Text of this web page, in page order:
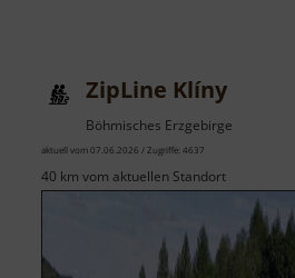
ZipLine Klíny
Böhmisches Erzgebirge
aktuell vom 07.06.2026 / Zugriffe: 4637
40 km vom aktuellen Standort